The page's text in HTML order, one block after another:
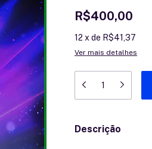
R$400,00
12 x de R$41,37
Ver mais detalhes
Descrição